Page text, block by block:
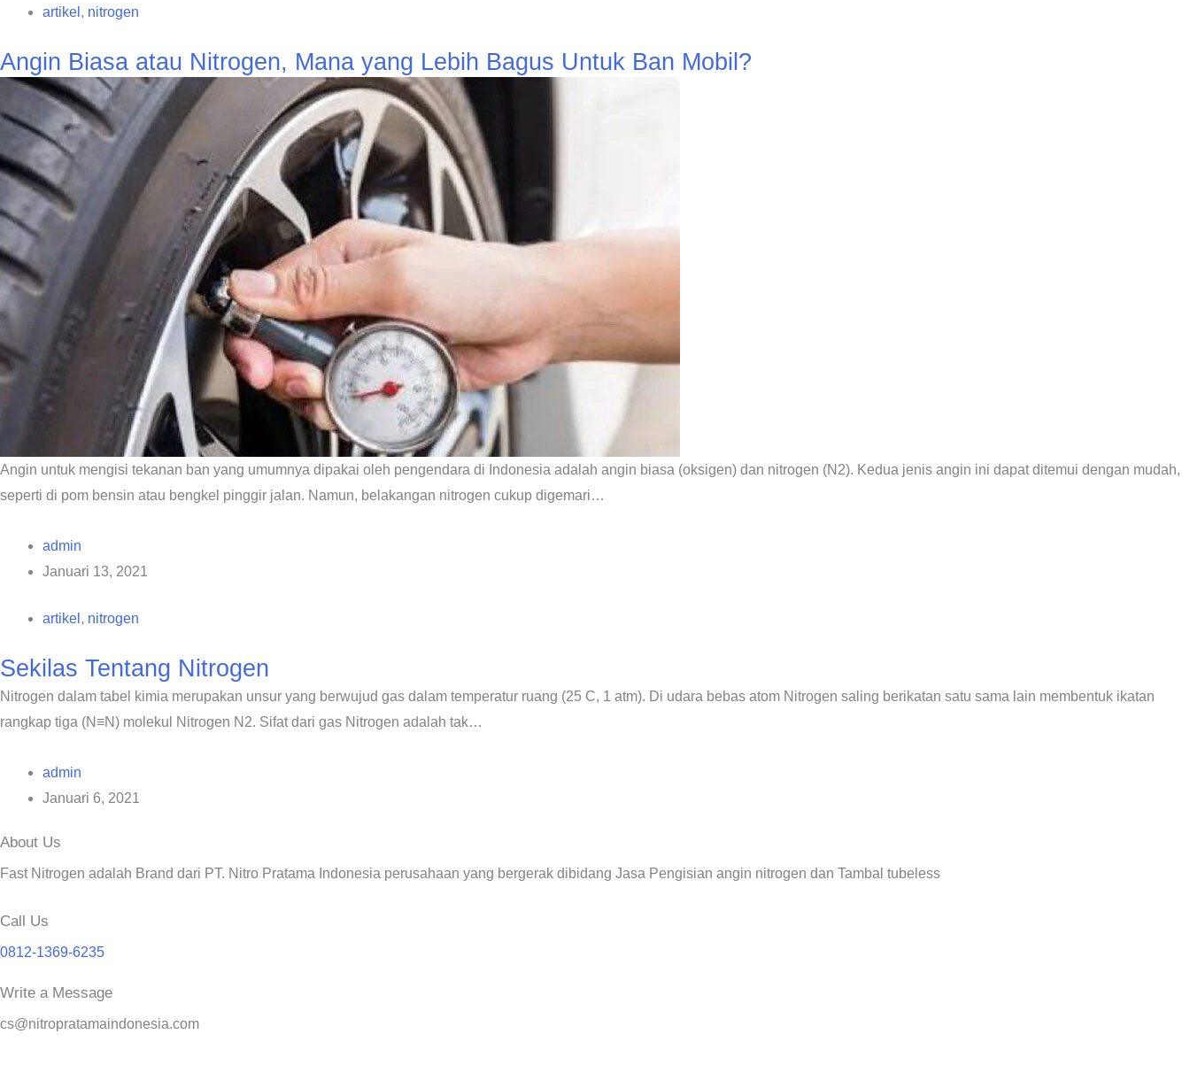
artikel , nitrogen
Angin Biasa atau Nitrogen, Mana yang Lebih Bagus Untuk Ban Mobil?
Angin untuk mengisi tekanan ban yang umumnya dipakai oleh pengendara di Indonesia adalah angin biasa (oksigen) dan nitrogen (N2). Kedua jenis angin ini dapat ditemui dengan mudah,
seperti di pom bensin atau bengkel pinggir jalan. Namun, belakangan nitrogen cukup digemari…
admin
Januari 13, 2021
artikel , nitrogen
Sekilas Tentang Nitrogen
Nitrogen dalam tabel kimia merupakan unsur yang berwujud gas dalam temperatur ruang (25 C, 1 atm). Di udara bebas atom Nitrogen saling berikatan satu sama lain membentuk ikatan
rangkap tiga (N≡N) molekul Nitrogen N2. Sifat dari gas Nitrogen adalah tak…
admin
Januari 6, 2021
About Us
Fast Nitrogen adalah Brand dari PT. Nitro Pratama Indonesia perusahaan yang bergerak dibidang Jasa Pengisian angin nitrogen dan Tambal tubeless
Call Us
0812-1369-6235
Write a Message
cs@nitropratamaindonesia.com